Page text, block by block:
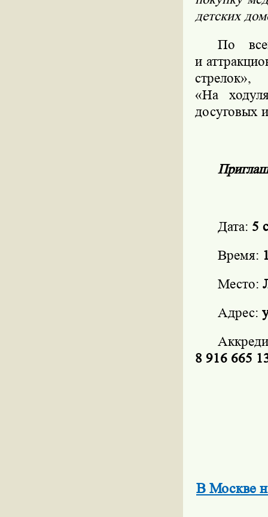
детских
По
и
«На
досуговых
Дата: 5
Время:
Место:
Адрес:
8 916 665
В Москве